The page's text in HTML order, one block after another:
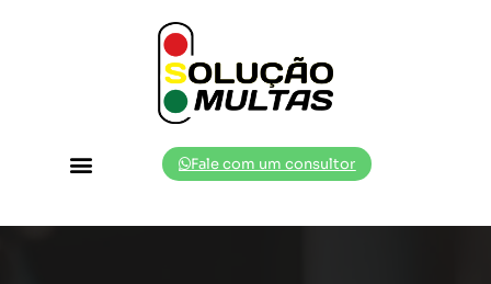
Fale com um consultor